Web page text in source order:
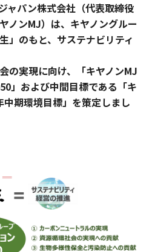
ャパン株式会社（代表取締役
ノンMJ）は、キヤノングルー
」のもと、サステナビリティ
の実現に向け、「キヤノンMJ
」および中間目標である「キ
期環境目標」を策定しまし